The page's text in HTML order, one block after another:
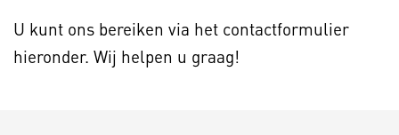
U kunt ons bereiken via het contactformulier
hieronder. Wij helpen u graag!